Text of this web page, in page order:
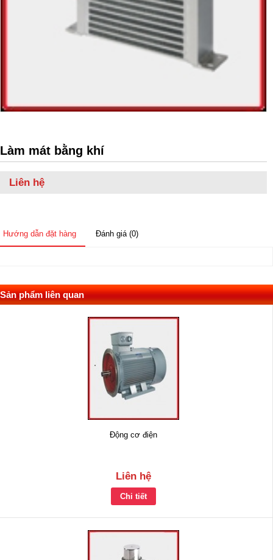
Làm mát bằng khí
Liên hệ
Hướng dẫn đặt hàng Đánh giá (0)
Sản phẩm liên quan
Động cơ điện
Liên hệ
Chi tiết